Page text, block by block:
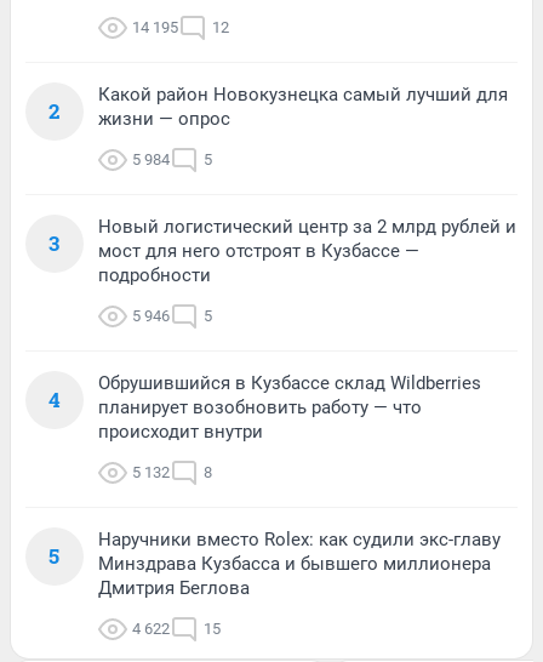
14 195 12
2
Какой район Новокузнецка самый лучший для
жизни — опрос
5 984 5
3
Новый логистический центр за 2 млрд рублей и
мост для него отстроят в Кузбассе —
подробности
5 946 5
4
Обрушившийся в Кузбассе склад Wildberries
планирует возобновить работу — что
происходит внутри
5 132 8
5
Наручники вместо Rolex: как судили экс-главу
Минздрава Кузбасса и бывшего миллионера
Дмитрия Беглова
4 622 15